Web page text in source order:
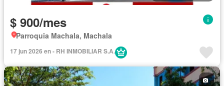
$ 900/mes
Parroquia Machala, Machala
17 jun 2026 en - RH INMOBILIAR S.A.